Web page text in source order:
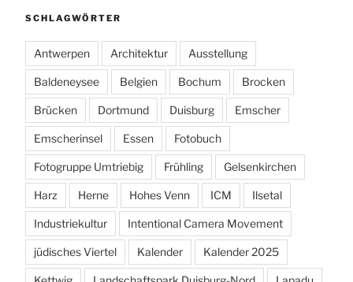
SCHLAGWÖRTER
Antwerpen Architektur Ausstellung
Baldeneysee Belgien Bochum Brocken
Brücken Dortmund Duisburg Emscher
Emscherinsel Essen Fotobuch
Fotogruppe Umtriebig Frühling Gelsenkirchen
Harz Herne Hohes Venn ICM Ilsetal
Industriekultur Intentional Camera Movement
jüdisches Viertel Kalender Kalender 2025